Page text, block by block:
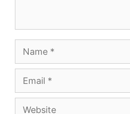
Name
Email
Website